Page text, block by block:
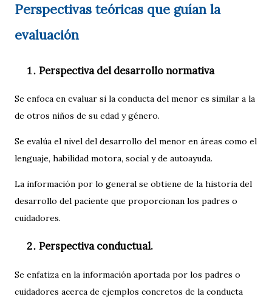
Perspectivas teóricas que guían la
evaluación
Perspectiva del desarrollo normativa
Se enfoca en evaluar si la conducta del menor es similar a la
de otros niños de su edad y género.
Se evalúa el nivel del desarrollo del menor en áreas como el
lenguaje, habilidad motora, social y de autoayuda.
La información por lo general se obtiene de la historia del
desarrollo del paciente que proporcionan los padres o
cuidadores.
Perspectiva conductual.
Se enfatiza en la información aportada por los padres o
cuidadores acerca de ejemplos concretos de la conducta